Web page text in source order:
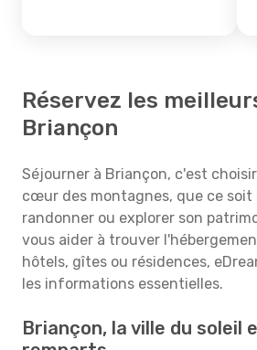
Réservez les
Briançon
Séjourner à Briançon, c'est
cœur des montagnes, que ce soit
randonner ou explorer son
vous aider à trouver
hôtels, gîtes ou résidences,
les informations essentielles.
Briançon, la ville du soleil